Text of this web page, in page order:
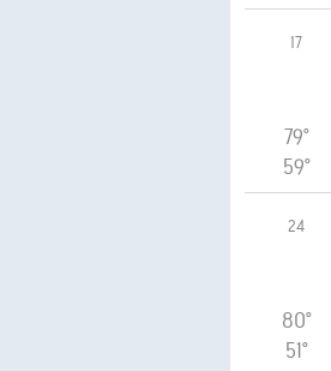
17
79°
59°
24
80°
51°